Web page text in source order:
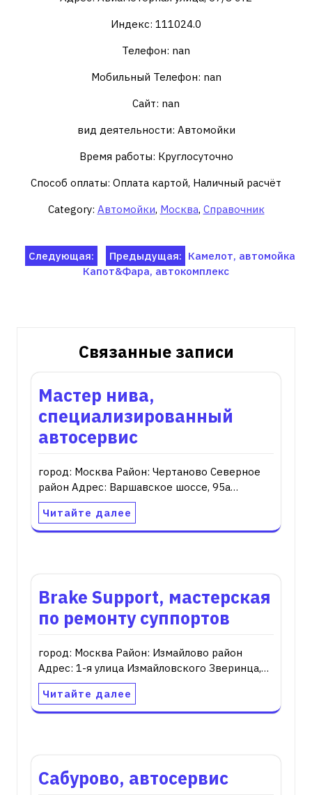
Индекс: 111024.0
Телефон: nan
Мобильный Телефон: nan
Сайт: nan
вид деятельности: Автомойки
Время работы: Круглосуточно
Способ оплаты: Оплата картой, Наличный расчёт
Category: Автомойки, Москва, Справочник
НавигацияПредыдущая: Камелот, автомойка
Следующая:
Капот&Фара, автокомплекс
Связанные записи
Мастер нива,
специализированный
автосервис
город: Москва Район: Чертаново Северное
район Адрес: Варшавское шоссе, 95а…
Читайте далее
Brake Support, мастерская
по ремонту суппортов
город: Москва Район: Измайлово район
Адрес: 1-я улица Измайловского Зверинца,…
Читайте далее
Сабурово, автосервис